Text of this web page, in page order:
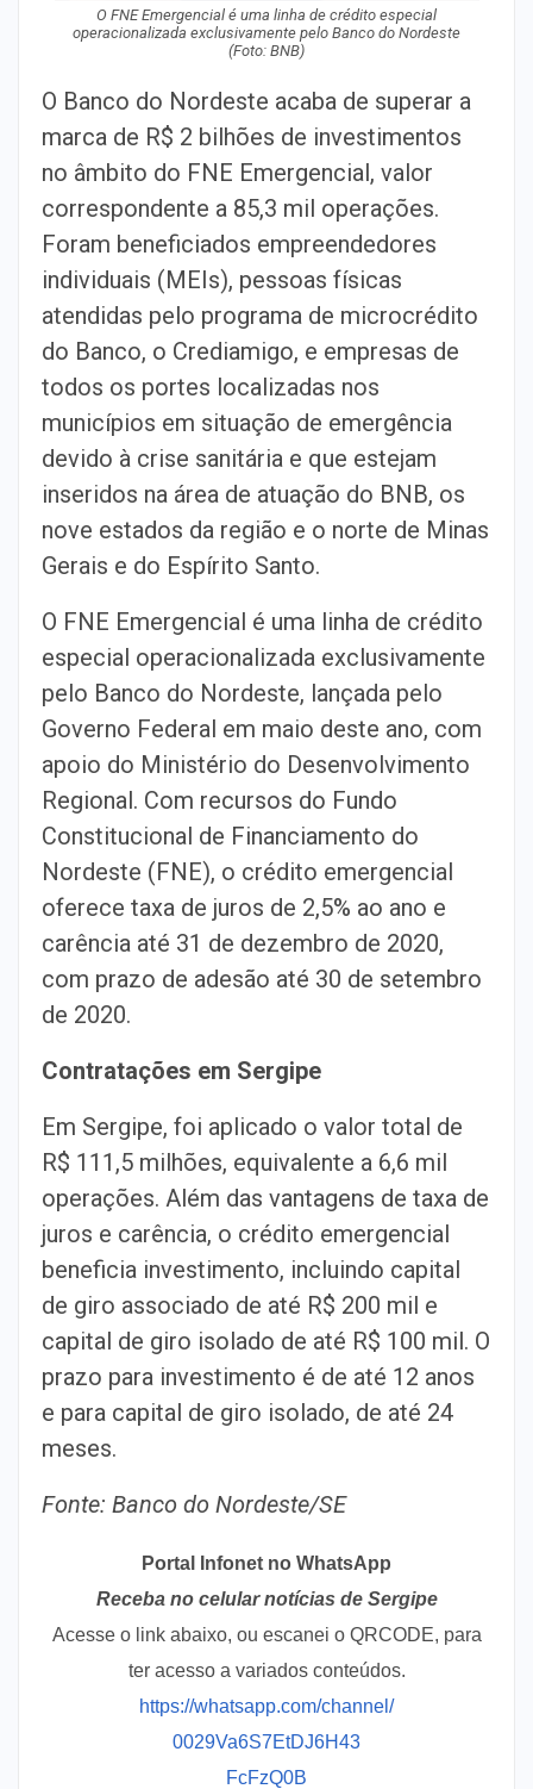
O FNE Emergencial é uma linha de crédito especial
operacionalizada exclusivamente pelo Banco do Nordeste
(Foto: BNB)
O Banco do Nordeste acaba de superar a
marca de R$ 2 bilhões de investimentos
no âmbito do FNE Emergencial, valor
correspondente a 85,3 mil operações.
Foram beneficiados empreendedores
individuais (MEIs), pessoas físicas
atendidas pelo programa de microcrédito
do Banco, o Crediamigo, e empresas de
todos os portes localizadas nos
municípios em situação de emergência
devido à crise sanitária e que estejam
inseridos na área de atuação do BNB, os
nove estados da região e o norte de Minas
Gerais e do Espírito Santo.
O FNE Emergencial é uma linha de crédito
especial operacionalizada exclusivamente
pelo Banco do Nordeste, lançada pelo
Governo Federal em maio deste ano, com
apoio do Ministério do Desenvolvimento
Regional. Com recursos do Fundo
Constitucional de Financiamento do
Nordeste (FNE), o crédito emergencial
oferece taxa de juros de 2,5% ao ano e
carência até 31 de dezembro de 2020,
com prazo de adesão até 30 de setembro
de 2020.
Contratações em Sergipe
Em Sergipe, foi aplicado o valor total de
R$ 111,5 milhões, equivalente a 6,6 mil
operações. Além das vantagens de taxa de
juros e carência, o crédito emergencial
beneficia investimento, incluindo capital
de giro associado de até R$ 200 mil e
capital de giro isolado de até R$ 100 mil. O
prazo para investimento é de até 12 anos
e para capital de giro isolado, de até 24
meses.
Fonte: Banco do Nordeste/SE
Portal Infonet no WhatsApp
Receba no celular notícias de Sergipe
Acesse o link abaixo, ou escanei o QRCODE, para
ter acesso a variados conteúdos.
https://whatsapp.com/channel/
0029Va6S7EtDJ6H43
FcFzQ0B